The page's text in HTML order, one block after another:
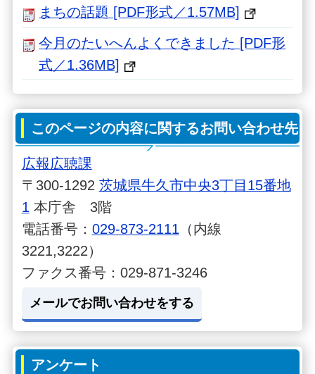
まちの話題 [PDF形式／1.57MB]
今月のたいへんよくできました [PDF形
式／1.36MB]
このページの内容に関するお問い合わせ先
広報広聴課
〒300-1292 茨城県牛久市中央3丁目15番地
1 本庁舎 3階
電話番号： 029-873-2111 （内線
3221,3222）
ファクス番号：029-871-3246
メールでお問い合わせをする
アンケート